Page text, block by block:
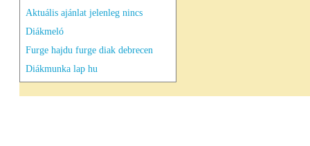
Aktuális ajánlat jelenleg nincs
Diákmeló
Furge hajdu furge diak debrecen
Diákmunka lap hu